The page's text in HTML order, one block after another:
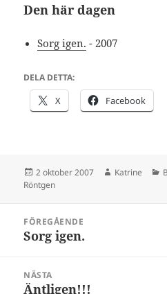
Den här dagen
Sorg igen. - 2007
DELA DETTA:
X Facebook
Postat
2 oktober 2007 Författare
Katrine
Röntgen
FÖREGÅENDE
Föregående
Sorg igen.
NÄSTA
Nästa
Äntligen!!!